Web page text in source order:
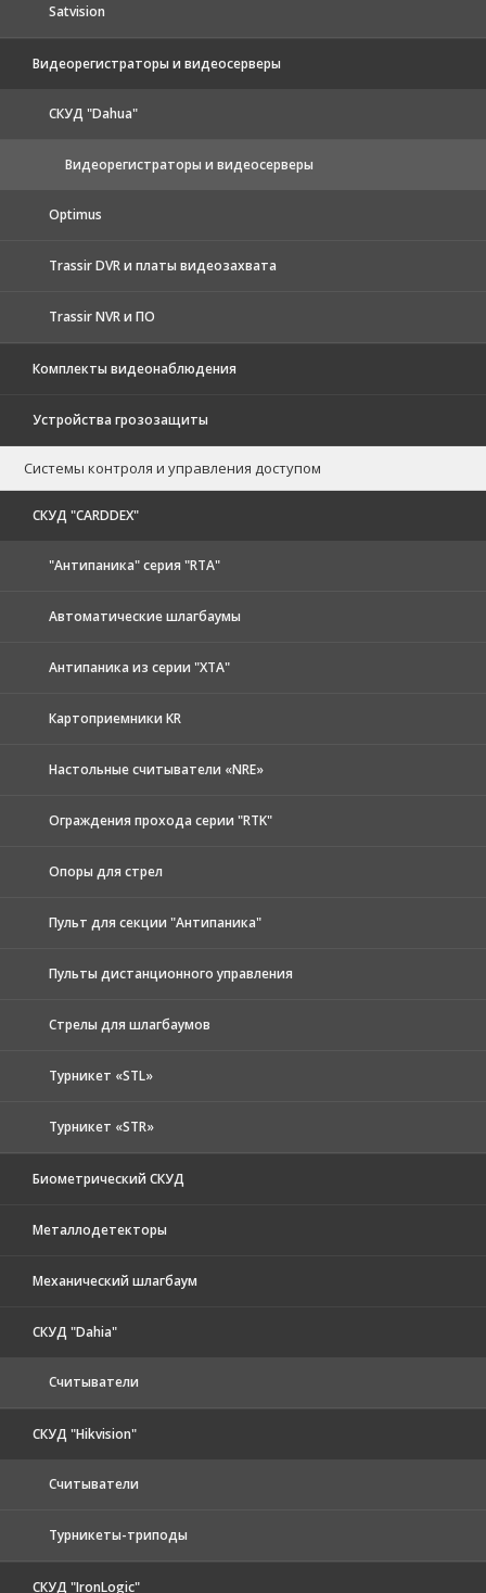
Satvision
Видеорегистраторы и видеосерверы
CКУД "Dahua"
Видеорегистраторы и видеосерверы
Optimus
Trassir DVR и платы видеозахвата
Trassir NVR и ПО
Комплекты видеонаблюдения
Устройства грозозащиты
Системы контроля и управления доступом
CКУД "CARDDEX"
"Антипаника" серия "RTA"
Автоматические шлагбаумы
Антипаника из серии "XTA"
Картоприемники KR
Настольные считыватели «NRE»
Ограждения прохода серии "RTK"
Опоры для стрел
Пульт для секции "Антипаника"
Пульты дистанционного управления
Стрелы для шлагбаумов
Турникет «STL»
Турникет «STR»
Биометрический СКУД
Металлодетекторы
Механический шлагбаум
СКУД "Dahia"
Считыватели
СКУД "Hikvision"
Считыватели
Турникеты-триподы
СКУД "IronLogic"